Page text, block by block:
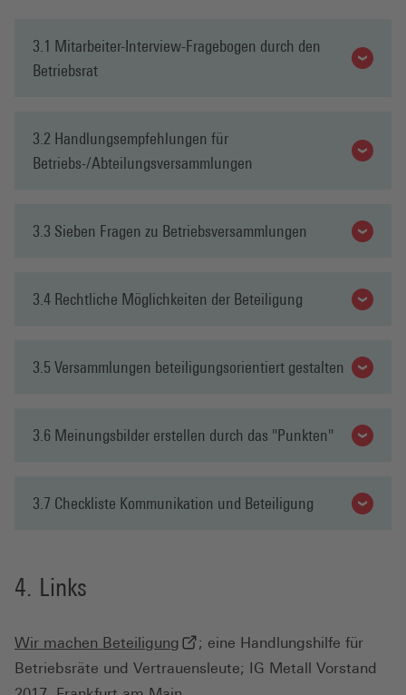
3.1 Mitarbeiter-Interview-Fragebogen durch den
Betriebsrat
3.2 Handlungsempfehlungen für
Betriebs-/Abteilungsversammlungen
3.3 Sieben Fragen zu Betriebsversammlungen
3.4 Rechtliche Möglichkeiten der Beteiligung
3.5 Versammlungen beteiligungsorientiert gestalten
3.6 Meinungsbilder erstellen durch das "Punkten"
3.7 Checkliste Kommunikation und Beteiligung
Links
Wir machen Beteiligung (externer Link, öffnet in neuem
; eine Handlungshilfe für
Betriebsräte und Vertrauensleute; IG Metall Vorstand